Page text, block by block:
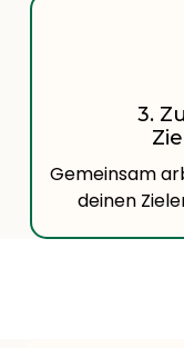
3.
Gemeinsam
deinen